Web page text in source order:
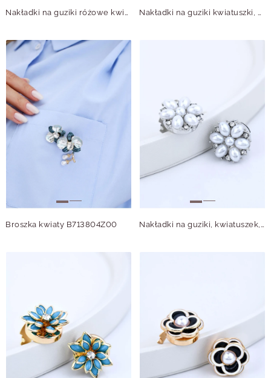
Nakładki na guziki różowe kwiatuszki B913821Z00 Nakładki na guziki kwiatuszki, perełki, biało-czarne B913814Z00
Broszka kwiaty B713804Z00 Nakładki na guziki, kwiatuszek, perełki B913848S00